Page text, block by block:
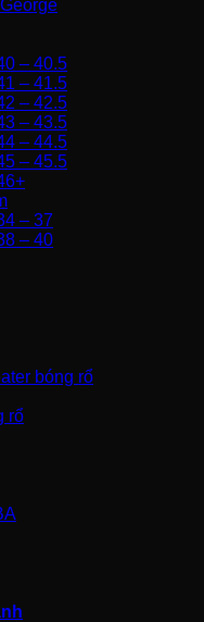
– 40.5
– 41.5
– 42.5
– 43.5
– 44.5
– 45.5
– 37
– 40
bóng rổ
rổ